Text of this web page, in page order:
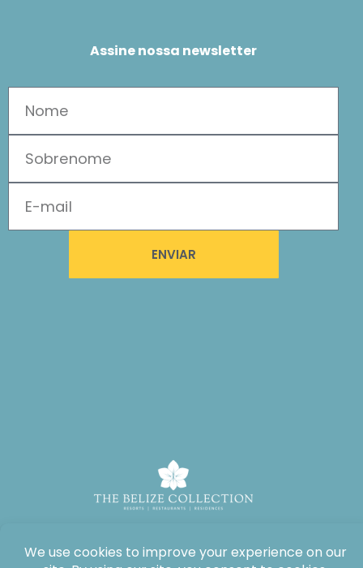
Assine nossa newsletter
ENVIAR